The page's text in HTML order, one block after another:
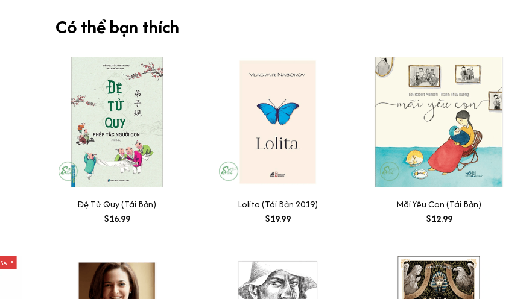
Có thể bạn thích
Đệ Tử Quy (Tái Bản)
$16.99
Lolita (Tái Bản 2019)
$19.99
Mãi Yêu Con (Tái Bản)
$12.99
SALE